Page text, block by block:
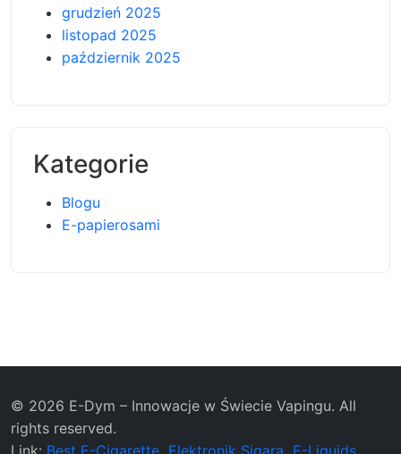
grudzień 2025
listopad 2025
październik 2025
Kategorie
Blogu
E-papierosami
© 2026 E-Dym – Innowacje w Świecie Vapingu. All
rights reserved.
Link: Best E-Cigarette Elektronik Sigara E-Liquids